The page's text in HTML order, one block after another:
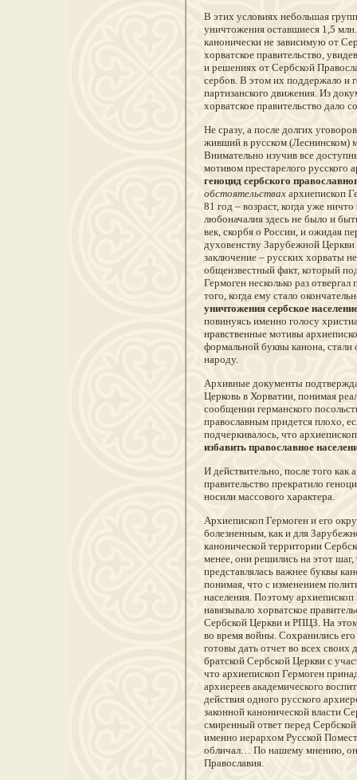
В этих условиях небольшая
уничтожения оставшиеся 1,5
канонически не зависимую от
хорватское правительство,
и решениях от Сербской
сербов. В этом их поддержало и
партизанского движения. Из
хорватское правительство дало
Не сразу, а после долгих
живший в русском (Леснинском)
Внимательно изучив все
мотивом престарелого
геноцид сербского
обстоятельствах архиепископ
81 год – возраст, когда уже
любоначалия здесь не было и
век, скорбя о России, и ожидая
духовенству Зарубежной
заключение – русских хорваты
общеизвестный факт, который
Гермоген несколько раз
того, когда ему стало
уничтожения сербское
повинуясь именно голосу
нравственные мотивы
формальной буквы канона,
народу.
Архивные документы
Церковь в Хорватии, понимая
сообщении германского
православным придется плохо,
подчеркивалось, что
избавить православное
И действительно, после того как
правительство прекратило
носили массового характера.
Архиепископ Гермоген и его
болезненным, как и для
канонической территории
менее, они решились на этот
представлялась важнее буквы
понимая, что с изменением
населения. Поэтому архиепископ
навязывало хорватское
Сербской Церкви и РПЦЗ. На этом
во время войны. Сохранились
готовы дать отчет во всех
братской Сербской Церкви с
что архиепископ Гермоген
архиереев академического
действия одного русского
законной канонической власти
смиренный ответ перед
именно иерархом Русской
обличал… По нашему мнению, он
Православия.